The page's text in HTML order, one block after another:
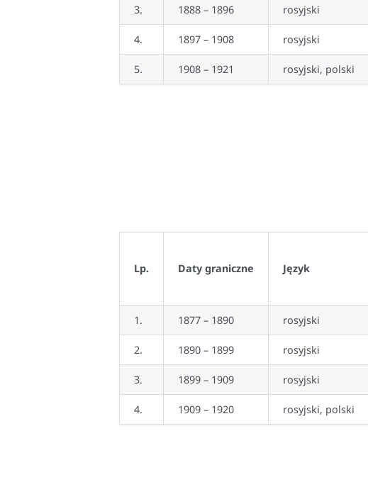
3. 1888 – 1896 rosyjski
4. 1897 – 1908 rosyjski
5. 1908 – 1921 rosyjski, polski
Lp. Daty graniczne Język
1. 1877 – 1890 rosyjski
2. 1890 – 1899 rosyjski
3. 1899 – 1909 rosyjski
4. 1909 – 1920 rosyjski, polski